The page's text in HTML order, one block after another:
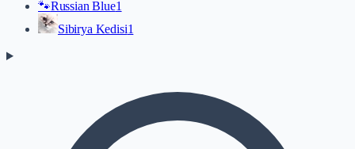
🐾Russian Blue1
Sibirya Kedisi1